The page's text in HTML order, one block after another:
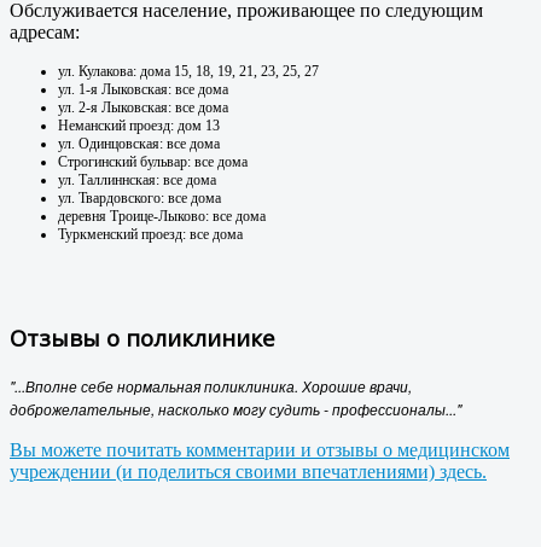
Обслуживается население, проживающее по следующим
адресам:
ул. Кулакова: дома 15, 18, 19, 21, 23, 25, 27
ул. 1-я Лыковская: все дома
ул. 2-я Лыковская: все дома
Неманский проезд: дом 13
ул. Одинцовская: все дома
Строгинский бульвар: все дома
ул. Таллиннская: все дома
ул. Твардовского: все дома
деревня Троице-Лыково: все дома
Туркменский проезд: все дома
Отзывы о поликлинике
"...Вполне себе нормальная поликлиника. Хорошие врачи,
доброжелательные, насколько могу судить - профессионалы..."
Вы можете почитать комментарии и отзывы о медицинском
учреждении (и поделиться своими впечатлениями) здесь.